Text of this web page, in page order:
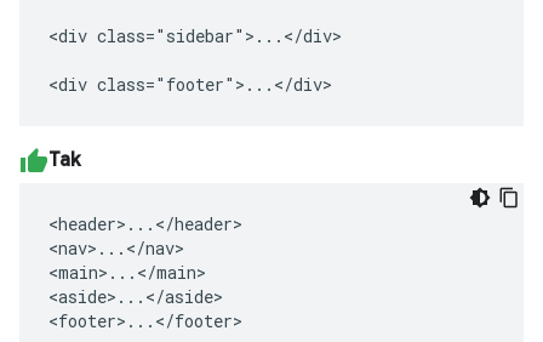
<div class="sidebar">...</div>
<div class="footer">...</div>
Tak
<header>...</header>
<nav>...</nav>
<main>...</main>
<aside>...</aside>
<footer>...</footer>